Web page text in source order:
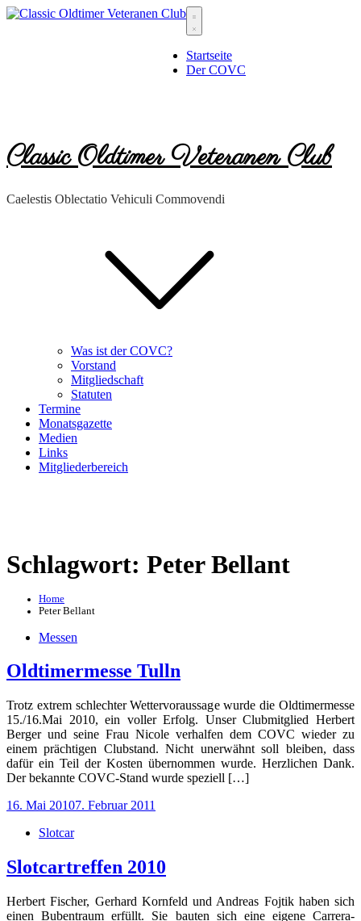
Skip
Classic Oldtimer Veteranen Club
Caelestis Oblectatio Vehiculi Commovendi
Startseite
Der COVC
Was ist der COVC?
Vorstand
Mitgliedschaft
Statuten
Termine
Monatsgazette
Medien
Links
Mitgliederbereich
Schlagwort: Peter Bellant
Home
Peter Bellant
Messen
Oldtimermesse Tulln
Trotz extrem schlechter Wettervoraussage wurde die Oldtimermesse
15./16.Mai 2010, ein voller Erfolg. Unser Clubmitglied Herbert
Berger und seine Frau Nicole verhalfen dem COVC wieder zu
einem prächtigen Clubstand. Nicht unerwähnt soll bleiben, dass
dafür ein Teil der Kosten übernommen wurde. Herzlichen Dank.
Der bekannte COVC-Stand wurde speziell […]
Posted
16. Mai 20107. Februar 2011
Slotcar
Slotcartreffen 2010
Herbert Fischer, Gerhard Kornfeld und Andreas Fojtik haben sich
einen Bubentraum erfüllt. Sie bauten sich eine eigene Carrera-